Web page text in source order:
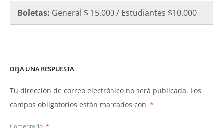
Boletas: General $ 15.000 / Estudiantes $10.000
DEJA UNA RESPUESTA
Tu dirección de correo electrónico no será publicada. Los
campos obligatorios están marcados con *
Comentario *